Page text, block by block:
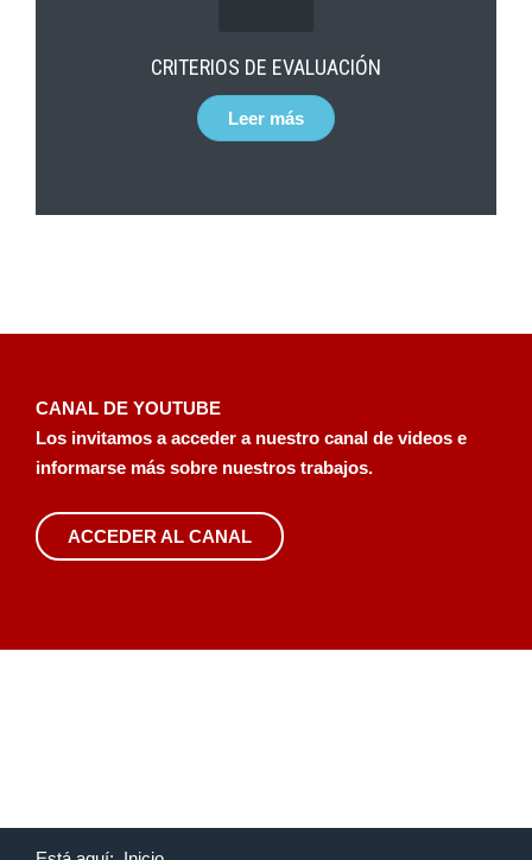
CRITERIOS DE EVALUACIÓN
Leer más
CANAL DE YOUTUBE
Los invitamos a acceder a nuestro canal de videos e
informarse más sobre nuestros trabajos.
ACCEDER AL CANAL